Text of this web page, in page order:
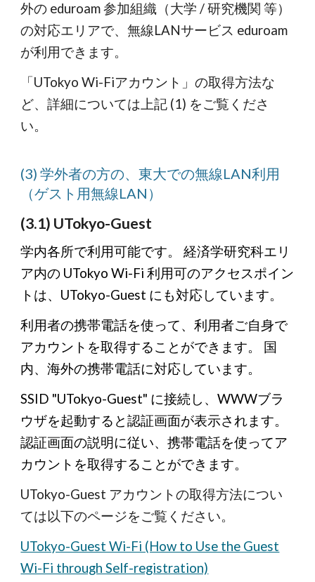
外の eduroam 参加組織（大学 / 研究機関 等）
の対応エリアで、無線LANサービス eduroam
が利用できます。
「UTokyo Wi-Fiアカウント」の取得方法な
ど、詳細については上記 (1) をご覧くださ
い。
(3) 学外者の方の、東大での無線LAN利用
（ゲスト用無線LAN）
(3.1) UTokyo-Guest
学内各所で利用可能です。 経済学研究科エリ
ア内の UTokyo Wi-Fi 利用可のアクセスポイン
トは、UTokyo-Guest にも対応しています。
利用者の携帯電話を使って、利用者ご自身で
アカウントを取得することができます。 国
内、海外の携帯電話に対応しています。
SSID "UTokyo-Guest" に接続し、WWWブラ
ウザを起動すると認証画面が表示されます。
認証画面の説明に従い、携帯電話を使ってア
カウントを取得することができます。
UTokyo-Guest アカウントの取得方法につい
ては以下のページをご覧ください。
UTokyo-Guest Wi-Fi (How to Use the Guest
Wi-Fi through Self-registration)